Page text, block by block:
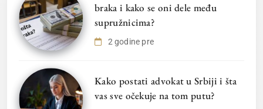
braka i kako se oni dele među
supružnicima?
2 godine pre
Kako postati advokat u Srbiji i šta
vas sve očekuje na tom putu?